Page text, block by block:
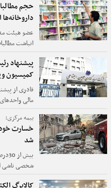
حجم
داروخانه‌ها از
عضو هیئت
انباشت
کرد و گفت:
طرح‌های
پیشنهاد
کمیسیون
قادری از
مالی
بیمه مرکزی:
خسارت
شد
شخصی ناشی
کالابرگ